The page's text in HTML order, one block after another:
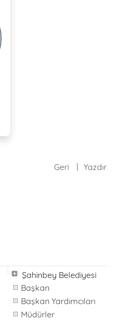
Geri Yazdır
Şahinbey Belediyesi
Başkan
Başkan Yardımcıları
Müdürler